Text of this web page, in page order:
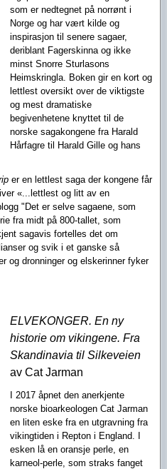
som er nedtegnet på norrønt i
Norge og har vært kilde og
inspirasjon til senere sagaer,
deriblant Fagerskinna og ikke
minst Snorre Sturlasons
Heimskringla. Boken gir en kort og
lettlest oversikt over de viktigste
og mest dramatiske
begivenhetene knyttet til de
norske sagakongene fra Harald
Hårfagre til Harald Gille og hans
er en lettlest saga der kongene får
«...lettlest og litt av en
"Det er selve sagaene, som
fra midt på 800-tallet, som
sagavis fortelles det om
og svik i et ganske så
og dronninger og elskerinner fyker
ELVEKONGER. En ny
historie om vikingene. Fra
Skandinavia til Silkeveien
av Cat Jarman
I 2017 åpnet den anerkjente
norske bioarkeologen Cat Jarman
en liten eske fra en utgravning fra
vikingtiden i Repton i England. I
esken lå en oransje perle, en
karneol-perle, som straks fanget